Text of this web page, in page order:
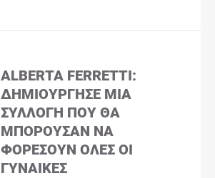
ALBERTA FERRETTI:
ΔΗΜΙΟΎΡΓΗΣΕ ΜΊΑ
ΣΥΛΛΟΓΉ ΠΟΥ ΘΑ
ΜΠΟΡΟΎΣΑΝ ΝΑ
ΦΟΡΈΣΟΥΝ ΌΛΕΣ ΟΙ
ΓΥΝΑΊΚΕΣ